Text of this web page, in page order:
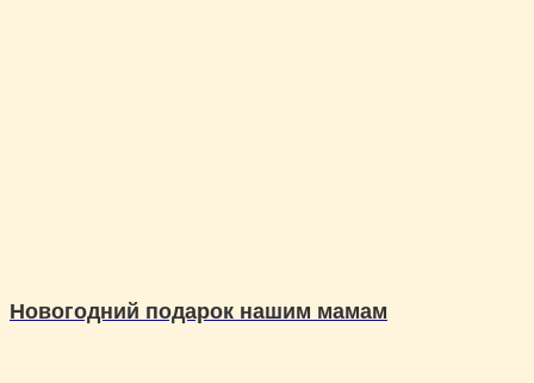
Новогодний подарок нашим мамам